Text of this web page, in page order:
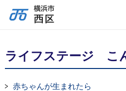
ライフステージ こ
赤ちゃんが生まれたら